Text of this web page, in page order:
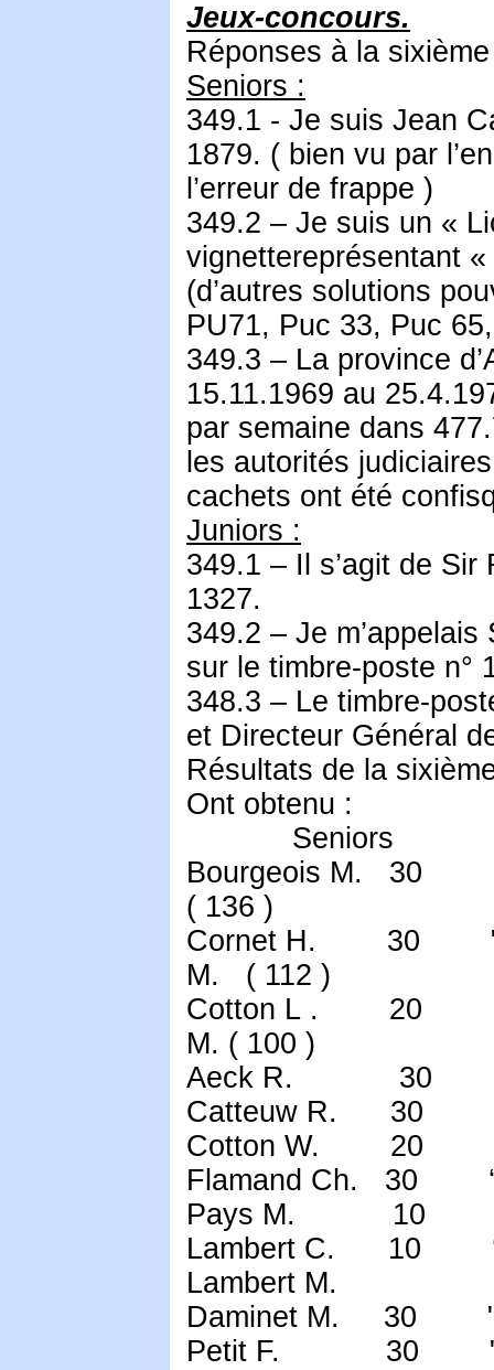
Jeux-concours.
Réponses à la
Seniors :
349.1 - Je suis Jean
1879. ( bien vu par
l’erreur de frappe )
349.2 – Je suis un «
vignettereprésentant
(d’autres solutions
PU71, Puc 33, Puc
349.3 – La province
15.11.1969 au
par semaine dans
les autorités
cachets ont été
Juniors :
349.1 – Il s’agit de
1327.
349.2 – Je
sur le timbre-poste n°
348.3 – Le timbre-
et Directeur Général
Résultats de la
Ont obtenu :
Bourgeois M. 30
( 136 )
Cornet H.
M. ( 112 )
Cotton L .
M. ( 100 )
Aeck R. 30
Catteuw R. 30
Cotton W. 20
Flamand Ch.
Pays M. 10
Lambert C. 10
Lambert
Daminet M.
Petit F. 30